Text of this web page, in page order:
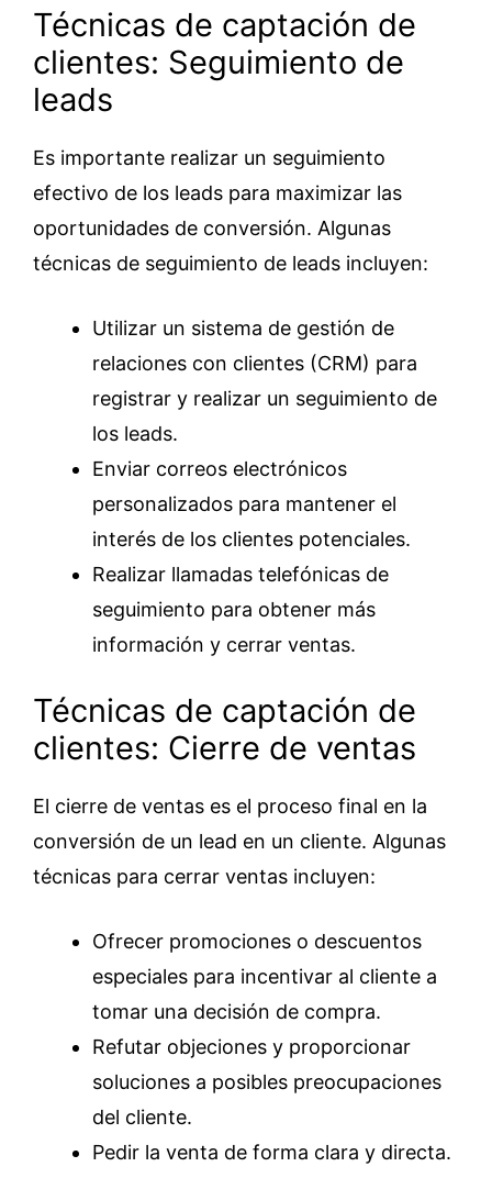
Técnicas de captación de
clientes: Seguimiento de
leads
Es importante realizar un seguimiento
efectivo de los leads para maximizar las
oportunidades de conversión. Algunas
técnicas de seguimiento de leads incluyen:
Utilizar un sistema de gestión de
relaciones con clientes (CRM) para
registrar y realizar un seguimiento de
los leads.
Enviar correos electrónicos
personalizados para mantener el
interés de los clientes potenciales.
Realizar llamadas telefónicas de
seguimiento para obtener más
información y cerrar ventas.
Técnicas de captación de
clientes: Cierre de ventas
El cierre de ventas es el proceso final en la
conversión de un lead en un cliente. Algunas
técnicas para cerrar ventas incluyen:
Ofrecer promociones o descuentos
especiales para incentivar al cliente a
tomar una decisión de compra.
Refutar objeciones y proporcionar
soluciones a posibles preocupaciones
del cliente.
Pedir la venta de forma clara y directa.